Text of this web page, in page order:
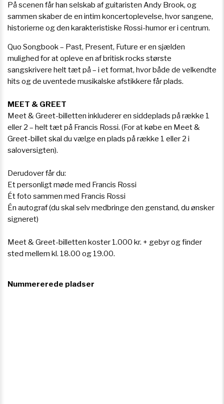
På scenen får han selskab af guitaristen Andy Brook, og
sammen skaber de en intim koncertoplevelse, hvor sangene,
historierne og den karakteristiske Rossi-humor er i centrum.
Quo Songbook – Past, Present, Future er en sjælden
mulighed for at opleve en af britisk rocks største
sangskrivere helt tæt på – i et format, hvor både de velkendte
hits og de uventede musikalske afstikkere får plads.
MEET & GREET
Meet & Greet-billetten inkluderer en siddeplads på række 1
eller 2 – helt tæt på Francis Rossi. (For at købe en Meet &
Greet-billet skal du vælge en plads på række 1 eller 2 i
saloversigten).
Derudover får du:
Et personligt møde med Francis Rossi
Ét foto sammen med Francis Rossi
Én autograf (du skal selv medbringe den genstand, du ønsker
signeret)
Meet & Greet-billetten koster 1.000 kr. + gebyr og finder
sted mellem kl. 18.00 og 19.00.
Nummererede pladser